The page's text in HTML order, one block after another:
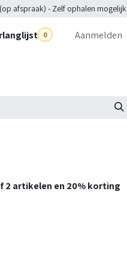
afspraak) - Zelf ophalen mogelijk
0 Aanmelden
2 artikelen en 20% korting